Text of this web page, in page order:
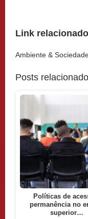
Link
Ambiente &
Posts
Políticas de
permanência no
superior…